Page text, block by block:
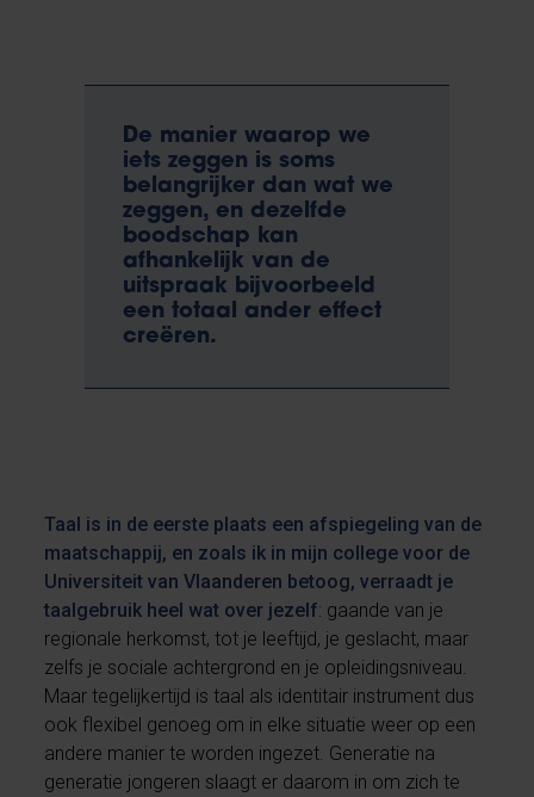
De manier waarop we
iets zeggen is soms
belangrijker dan wat we
zeggen, en dezelfde
boodschap kan
afhankelijk van de
uitspraak bijvoorbeeld
een totaal ander effect
creëren.
Taal is in de eerste plaats een afspiegeling van de
maatschappij, en zoals ik in mijn college voor de
Universiteit van Vlaanderen betoog, verraadt je
taalgebruik heel wat over jezelf: gaande van je
regionale herkomst, tot je leeftijd, je geslacht, maar
zelfs je sociale achtergrond en je opleidingsniveau.
Maar tegelijkertijd is taal als identitair instrument dus
ook flexibel genoeg om in elke situatie weer op een
andere manier te worden ingezet. Generatie na
generatie jongeren slaagt er daarom in om zich te